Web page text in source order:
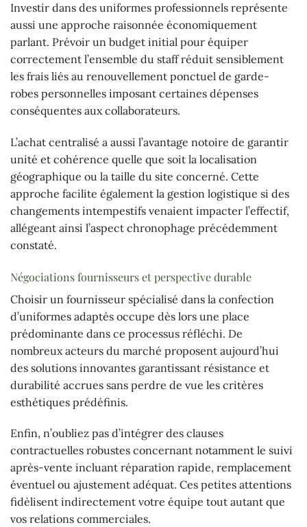
Investir dans des uniformes professionnels représente
aussi une approche raisonnée économiquement
parlant. Prévoir un budget initial pour équiper
correctement l’ensemble du staff réduit sensiblement
les frais liés au renouvellement ponctuel de garde-
robes personnelles imposant certaines dépenses
conséquentes aux collaborateurs.
L’achat centralisé a aussi l’avantage notoire de garantir
unité et cohérence quelle que soit la localisation
géographique ou la taille du site concerné. Cette
approche facilite également la gestion logistique si des
changements intempestifs venaient impacter l’effectif,
allégeant ainsi l’aspect chronophage précédemment
constaté.
Négociations fournisseurs et perspective durable
Choisir un fournisseur spécialisé dans la confection
d’uniformes adaptés occupe dès lors une place
prédominante dans ce processus réfléchi. De
nombreux acteurs du marché proposent aujourd’hui
des solutions innovantes garantissant résistance et
durabilité accrues sans perdre de vue les critères
esthétiques prédéfinis.
Enfin, n’oubliez pas d’intégrer des clauses
contractuelles robustes concernant notamment le suivi
après-vente incluant réparation rapide, remplacement
éventuel ou ajustement adéquat. Ces petites attentions
fidèlisent indirectement votre équipe tout autant que
vos relations commerciales.